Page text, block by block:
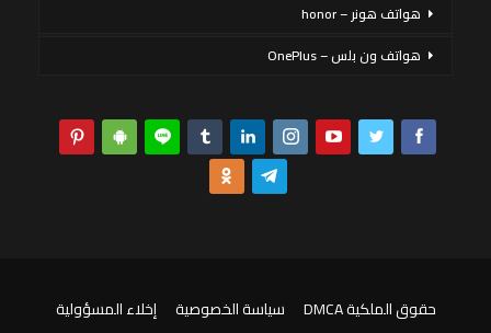
هواتف هونر – honor
هواتف ون بلس – OnePlus
حقوق الملكية DMCA سياسة الخصوصية
إخلاء المسؤولية